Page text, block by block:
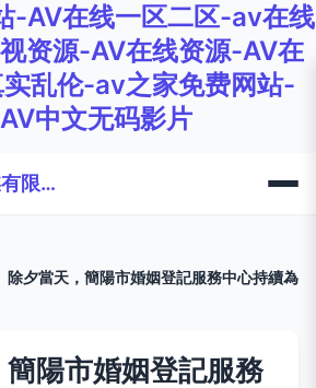
-AV在线一区二区-av在线
资源-AV在线资源-AV在
乱伦-av之家免费网站-
中文无码影片
襄陽小卒文化傳媒有限公司
除夕當天，簡陽市婚姻登記服務中心持續為
簡陽市婚姻登記服務